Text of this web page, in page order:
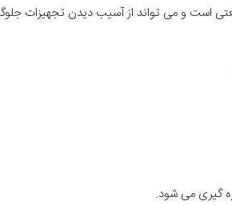
است و می تواند از آسیب دیدن تجهیزات
گیری می شود.